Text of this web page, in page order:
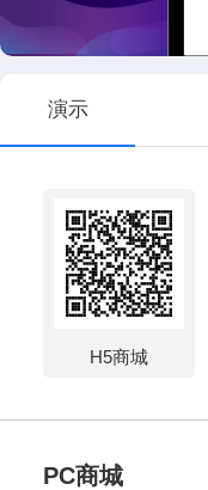
演示
H5商城
PC商城